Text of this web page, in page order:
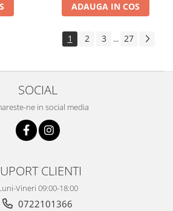
ADAUGA IN COS
1 2 3 ... 27
SOCIAL
ne in social media
CLIENTI
Vineri 09:00-18:00
0722101366